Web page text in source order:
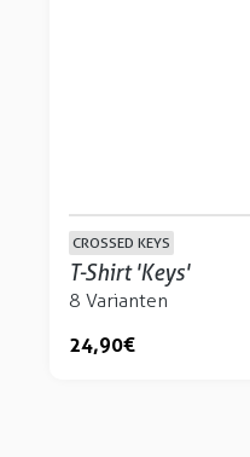
CROSSED KEYS
T-Shirt 'Keys'
8 Varianten
24,90 €